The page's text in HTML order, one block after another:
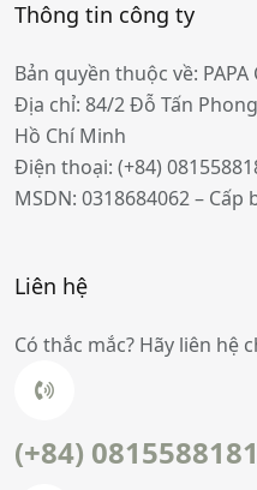
Thông tin công ty
Bản quyền thuộc về: PAPA
Địa chỉ: 84/2 Đỗ Tấn
Hồ Chí Minh
Điện thoại: (+84)
MSDN: 0318684062 – Cấp
Liên hệ
Có thắc mắc? Hãy liên hệ
(+84) 0815588181